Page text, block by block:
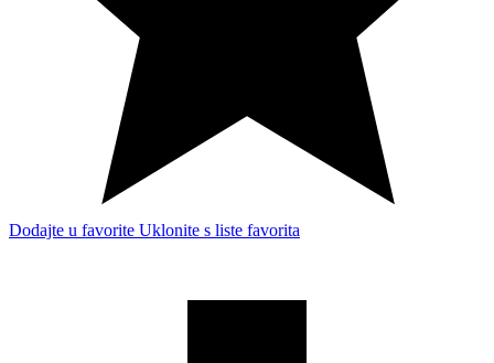
Dodajte u favorite Uklonite s liste favorita